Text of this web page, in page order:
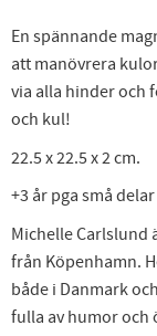
En spännande
att manövrera
via alla hinder och
och kul!
22.5 x 22.5 x 2 cm.
+3 år pga små delar
Michelle Carlslund
från Köpenhamn.
både i Danmark
fulla av humor och